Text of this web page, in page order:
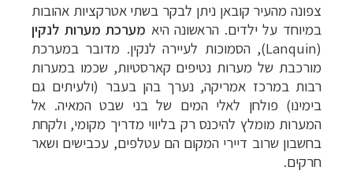
צפונה מהעיר קובאן ניתן לבקר בשתי אטרקציות אהובות
במיוחד על ילדים. הראשונה היא מערכת מערות לנקין
(
Lanquin), הסמוכות לעיירה לנקין. מדובר במערכת
מורכבת של מערות נטיפים קארסטיות, שכמו במערות
רבות במרכז אמריקה, נערך בהן בעבר (ולעיתים גם
בימינו) פולחן לאלי המים של בני שבט המאיה. אל
המערות מומלץ להיכנס רק בליווי מדריך מקומי, ולקחת
בחשבון שרוב דיירי המקום הם עטלפים, עכבישים ושאר
חרקים.